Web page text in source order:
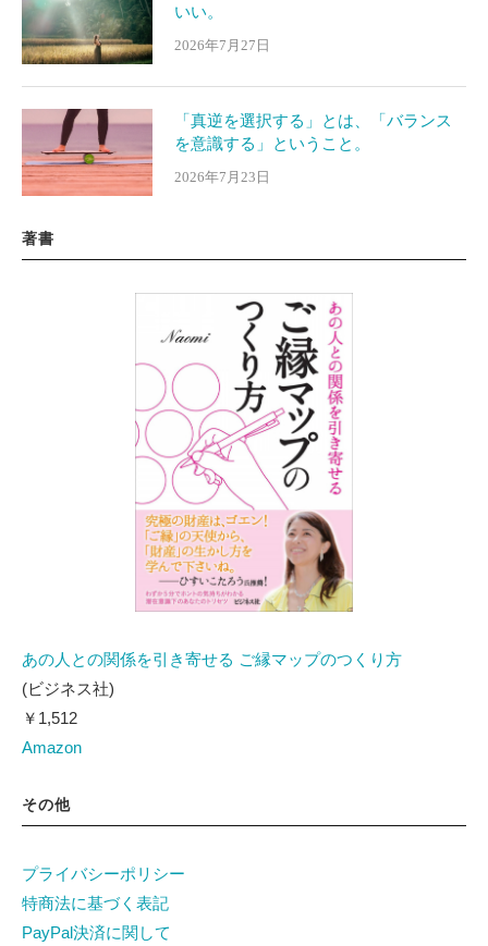
いい。
2026年7月27日
「真逆を選択する」とは、「バランス
を意識する」ということ。
2026年7月23日
著書
あの人との関係を引き寄せる ご縁マップのつくり方
(ビジネス社)
￥1,512
Amazon
その他
プライバシーポリシー
特商法に基づく表記
PayPal決済に関して